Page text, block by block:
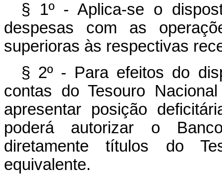
§ 1º - Aplica-se o
despesas com as
superioras às respectivas
§ 2º - Para efeitos do
contas do Tesouro
apresentar posição
poderá autorizar o
diretamente títulos do
equivalente.